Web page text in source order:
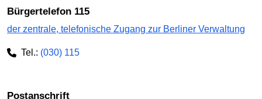
Bürgertelefon 115
der zentrale, telefonische Zugang zur Berliner Verwaltung
Tel.: (030) 115
Postanschrift